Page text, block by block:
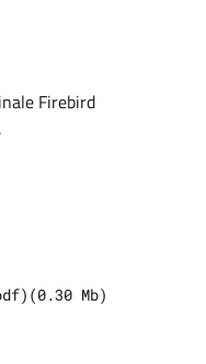
Firebird
) (0.30 Mb)